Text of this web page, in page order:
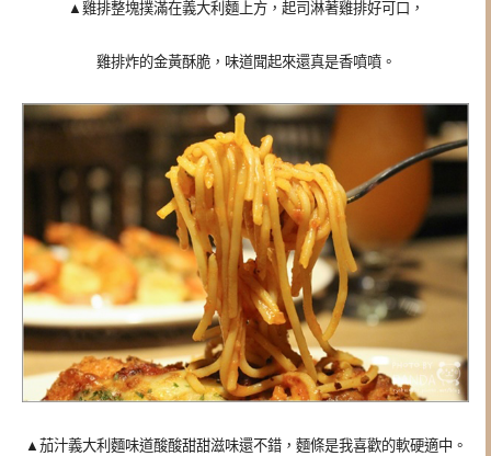
▲ 雞排整塊撲滿在義大利麵上方， 起司淋著雞排好可口，
雞排炸的金黃酥脆， 味道聞起來還真是香噴噴。
▲茄汁義大利麵味道酸酸甜甜滋味還不錯， 麵條是我喜歡的軟硬適中。